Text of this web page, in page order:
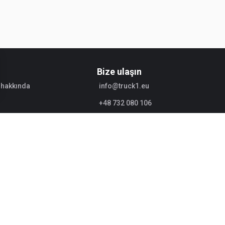
Bize ulaşın
info@truck1.eu
+48 732 080 106